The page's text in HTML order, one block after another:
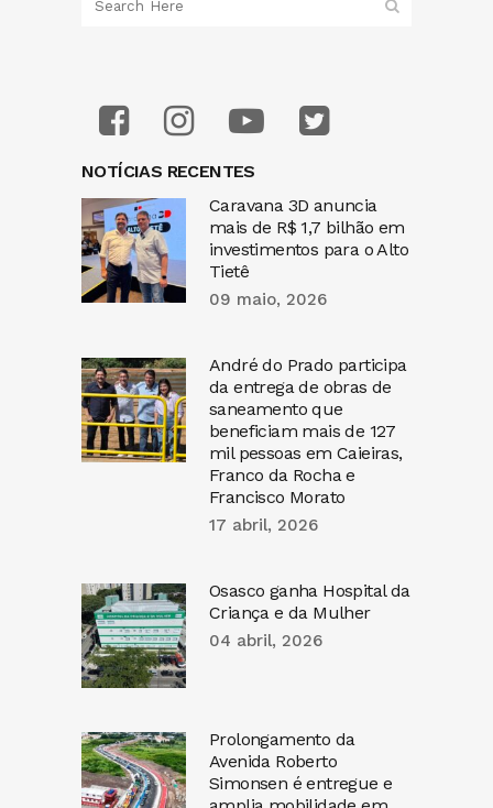
NOTÍCIAS RECENTES
Caravana 3D anuncia
mais de R$ 1,7 bilhão em
investimentos para o Alto
Tietê
09 maio, 2026
André do Prado participa
da entrega de obras de
saneamento que
beneficiam mais de 127
mil pessoas em Caieiras,
Franco da Rocha e
Francisco Morato
17 abril, 2026
Osasco ganha Hospital da
Criança e da Mulher
04 abril, 2026
Prolongamento da
Avenida Roberto
Simonsen é entregue e